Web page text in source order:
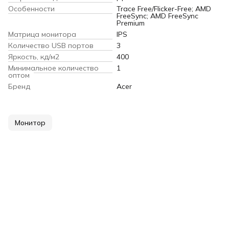
Особенности
Trace Free/Flicker-Free; AMD
FreeSync; AMD FreeSync
Premium
Матрица монитора
IPS
Количество USB портов
3
Яркость, кд/м2
400
Минимальное количество
оптом
1
Бренд
Acer
Монитор